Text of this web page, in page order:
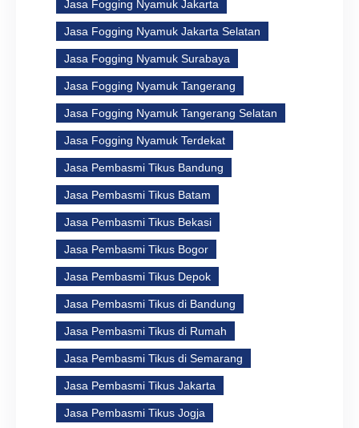
Jasa Fogging Nyamuk Jakarta
Jasa Fogging Nyamuk Jakarta Selatan
Jasa Fogging Nyamuk Surabaya
Jasa Fogging Nyamuk Tangerang
Jasa Fogging Nyamuk Tangerang Selatan
Jasa Fogging Nyamuk Terdekat
Jasa Pembasmi Tikus Bandung
Jasa Pembasmi Tikus Batam
Jasa Pembasmi Tikus Bekasi
Jasa Pembasmi Tikus Bogor
Jasa Pembasmi Tikus Depok
Jasa Pembasmi Tikus di Bandung
Jasa Pembasmi Tikus di Rumah
Jasa Pembasmi Tikus di Semarang
Jasa Pembasmi Tikus Jakarta
Jasa Pembasmi Tikus Jogja